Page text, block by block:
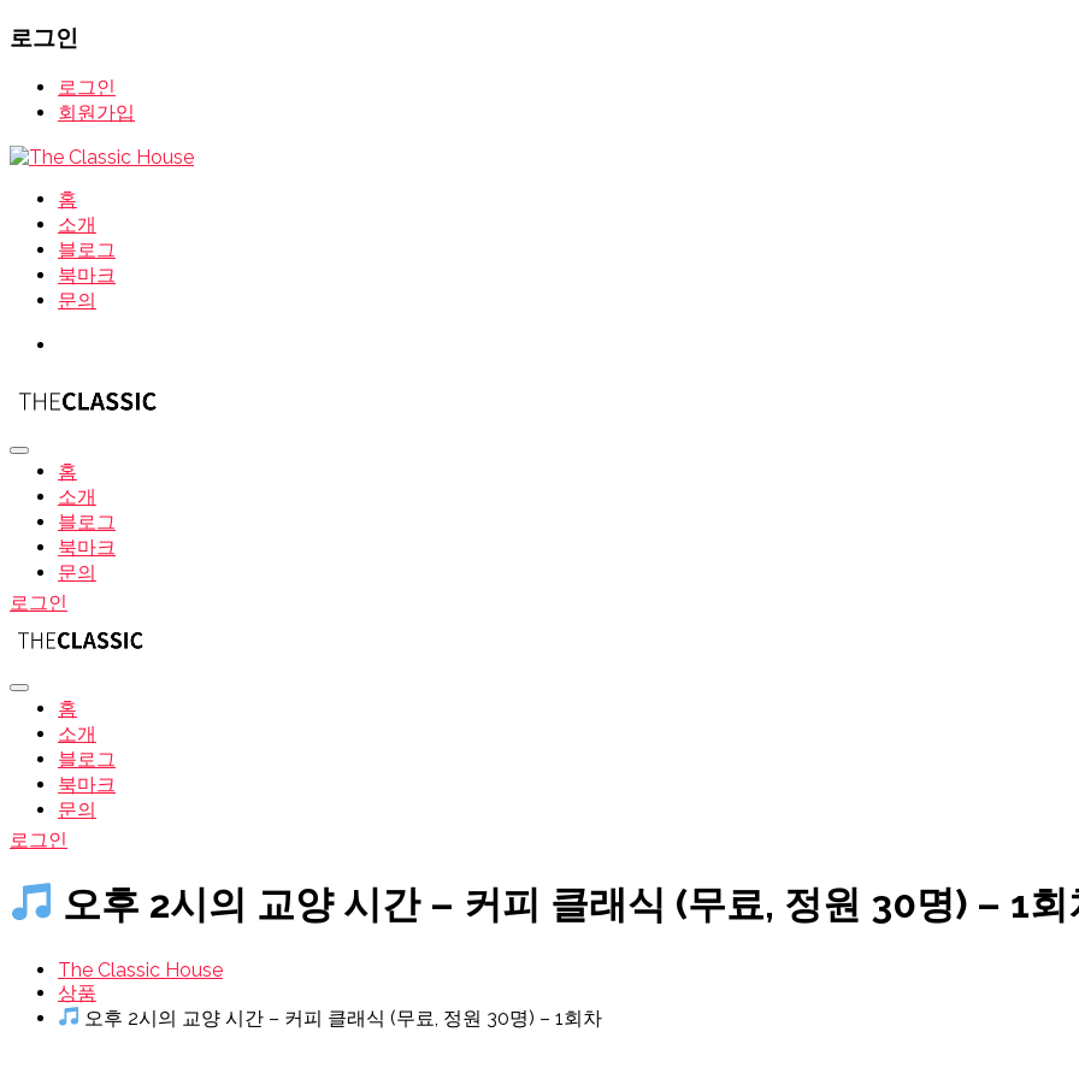
로그인
로그인
회원가입
홈
소개
블로그
북마크
문의
홈
소개
블로그
북마크
문의
로그인
홈
소개
블로그
북마크
문의
로그인
오후 2시의 교양 시간 – 커피 클래식 (무료, 정원 30명) – 1회
The Classic House
상품
오후 2시의 교양 시간 – 커피 클래식 (무료, 정원 30명) – 1회차